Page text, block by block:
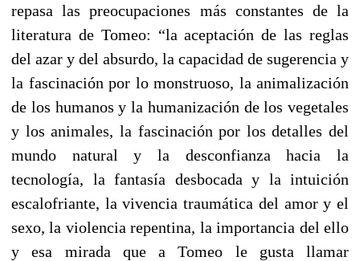
repasa las preocupaciones más constantes de la
literatura de Tomeo: “la aceptación de las reglas
del azar y del absurdo, la capacidad de sugerencia y
la fascinación por lo monstruoso, la animalización
de los humanos y la humanización de los vegetales
y los animales, la fascinación por los detalles del
mundo natural y la desconfianza hacia la
tecnología, la fantasía desbocada y la intuición
escalofriante, la vivencia traumática del amor y el
sexo, la violencia repentina, la importancia del ello
y esa mirada que a Tomeo le gusta llamar